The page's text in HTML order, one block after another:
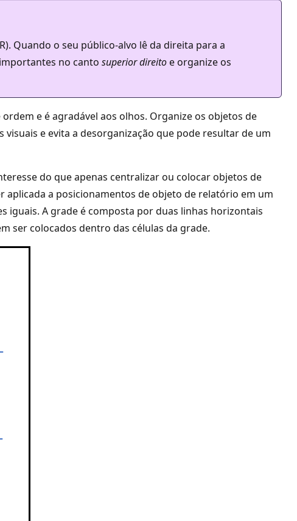
Quando o seu público-alvo lê da direita para a
no canto superior direitoe organize os
e é agradável aos olhos. Organize os objetos de
e evita a desorganização que pode resultar de um
do que apenas centralizar ou colocar objetos de
aplicada a posicionamentos de objeto de relatório em um
iguais. A grade é composta por duas linhas horizontais
ser colocados dentro das células da grade.